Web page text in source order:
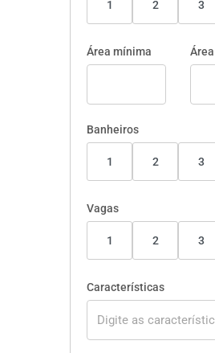
1 2 3
Área mínima
Banheiros
1 2 3
Vagas
1 2 3
Características